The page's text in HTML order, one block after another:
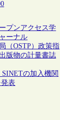
プンアクセス学
ーナル
（OSTP）政策指
版物の計量書誌
の加入機関
表